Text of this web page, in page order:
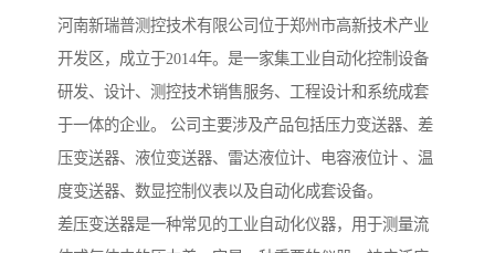
河南新瑞普测控技术有限公司位于郑州市高新技术产业
开发区，成立于2014年。是一家集工业自动化控制设备
研发、设计、测控技术销售服务、工程设计和系统成套
于一体的企业。 公司主要涉及产品包括压力变送器、差
压变送器、液位变送器、雷达液位计、电容液位计 、温
度变送器、数显控制仪表以及自动化成套设备。
差压变送器是一种常见的工业自动化仪器，用于测量流